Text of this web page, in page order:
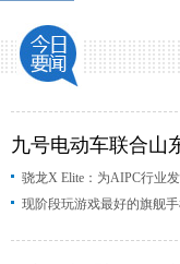
能让
技术路
景专业
2026
新年
九号电动车联合山
普法倡导规范骑行
骁龙X Elite：为AIPC行业
现阶段玩游戏最好的旗舰